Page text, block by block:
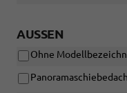
AUSSEN
Ohne
Panoramaschiebedach